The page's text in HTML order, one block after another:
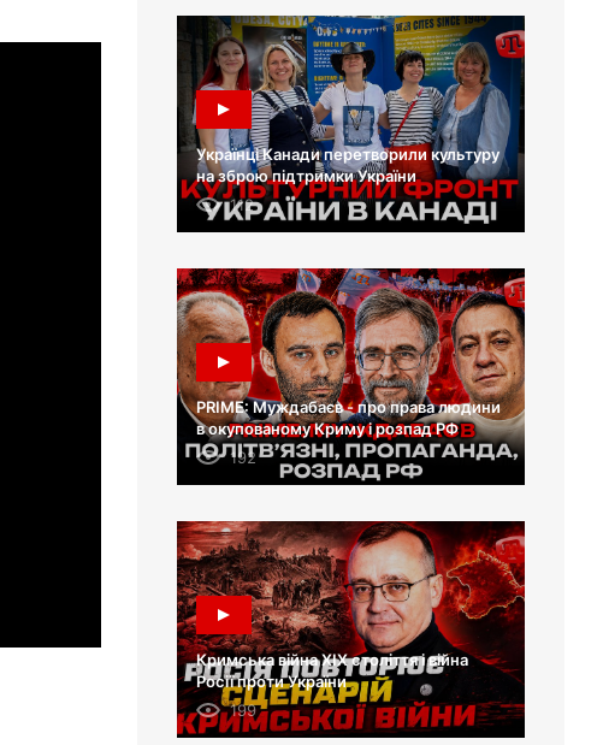
Українці Канади перетворили культуру
на зброю підтримки України
112
PRIME: Муждабаєв - про права людини
в окупованому Криму і розпад РФ
192
Кримська війна XIX століття і війна
Росії проти України
199